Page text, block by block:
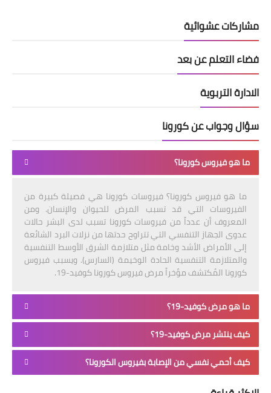
مشاركات عشوائية
فضاء التعلم عن بعد
الادارة التربوية
سؤال وجواب عن كورونا
ما هو فيروس كورونا؟
ما هو فيروس كورونا؟ فيروسات كورونا هي فصيلة كبيرة من
الفيروسات التي قد تسبب المرض للحيوان والإنسان. ومن
المعروف أن عدداً من فيروسات كورونا تسبب لدى البشر حالات
عدوى الجهاز التنفسي التي تتراوح حدتها من نزلات البرد الشائعة
إلى الأمراض الأشد وخامة مثل متلازمة الشرق الأوسط التنفسية
والمتلازمة التنفسية الحادة الوخيمة (السارس). ويسبب فيروس
كورونا المُكتشف مؤخراً مرض فيروس كورونا كوفيد-19.
ما هو مرض كوفيد-19؟
كيف ينتشر مرض كوفيد-19؟
كيف أحمي نفسي من الإصابة بفيروس الكورونا؟